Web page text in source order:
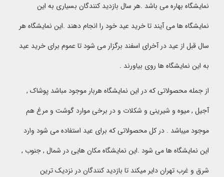
نمایشگاه بهاره می باشد .هر سال بازدید کنندگان بسیاری به این
نمایشگاه ها می آیند تا خرید عید خود را انجام دهند .این نمایشگاه هر
سال قبل از عید در آخرای اسفند برگزار می شود تا عموم برای خرید عید
به این نمایشگاه ها روی بیاورند .
از جمله محصولاتی که در این نمایشگاه هربار موجود مباشد پوشاک ,
آجیل , میوه و شیرینی و شکلات و در برخی موارد گوشت و مرغ هم
موجود میباشد . در کل محصولاتی که برای عید استفاده می شود وارد
این نمایشگاه ها می شود .این نمایشگاه مکان هایی در شمال , جنوب ,
شرق و غرب تهران دایر میکند تا بازدید کنندگان در نزدیک ترین